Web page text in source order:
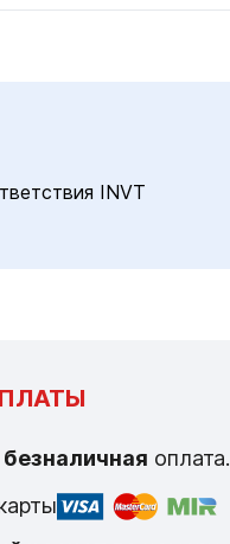
INVT
оплата.